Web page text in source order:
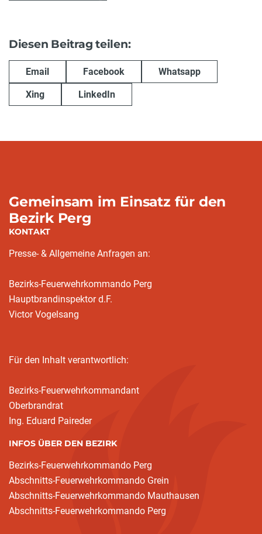
Diesen Beitrag teilen:
Email Facebook Whatsapp
Xing LinkedIn
Gemeinsam im Einsatz für den
Bezirk Perg
KONTAKT
Presse- & Allgemeine Anfragen an:
Bezirks-Feuerwehrkommando Perg
Hauptbrandinspektor d.F.
Victor Vogelsang
Für den Inhalt verantwortlich:
Bezirks-Feuerwehrkommandant
Oberbrandrat
Ing. Eduard Paireder
INFOS ÜBER DEN BEZIRK
Bezirks-Feuerwehrkommando Perg
Abschnitts-Feuerwehrkommando Grein
Abschnitts-Feuerwehrkommando Mauthausen
Abschnitts-Feuerwehrkommando Perg